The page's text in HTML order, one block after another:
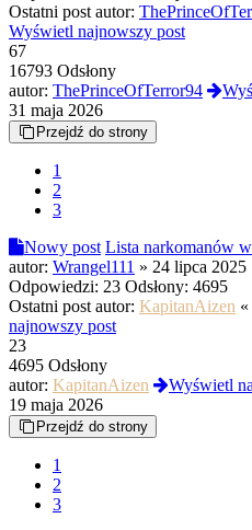
Ostatni post autor:
Wyświetl najnowszy post
67
16793 Odsłony
autor: ThePrinceOfTerror94
31 maja 2026
Przejdź do strony
1
2
3
Nowy post Lista narkomanów
autor: Wrangel111 » 24 lipca 2025
Odpowiedzi: 23 Odsłony: 4695
Ostatni post autor: KapitanAizen «
najnowszy post
23
4695 Odsłony
autor: KapitanAizen
Wyświetl
19 maja 2026
Przejdź do strony
1
2
3